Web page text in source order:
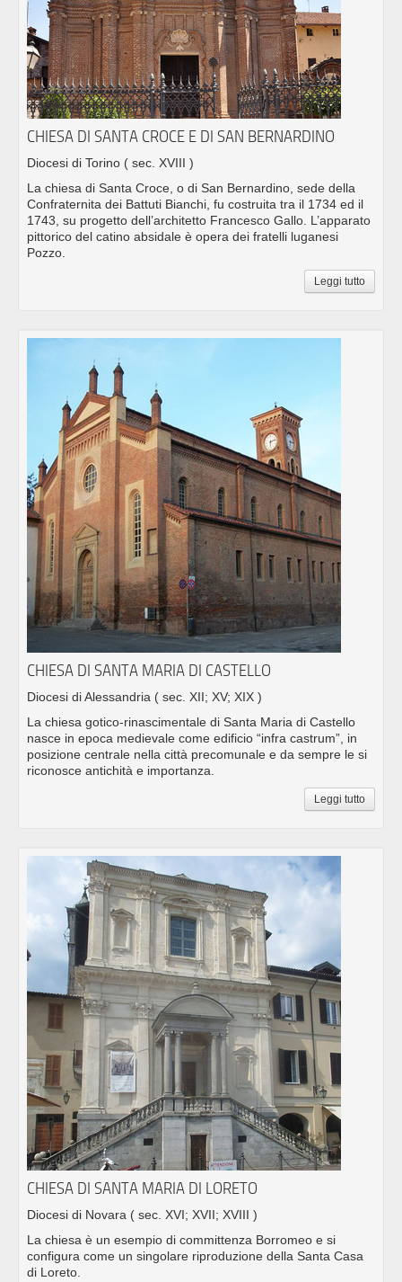
CHIESA DI SANTA CROCE E DI SAN BERNARDINO
Diocesi di Torino ( sec. XVIII )
La chiesa di Santa Croce, o di San Bernardino, sede della
Confraternita dei Battuti Bianchi, fu costruita tra il 1734 ed il
1743, su progetto dell’architetto Francesco Gallo. L’apparato
pittorico del catino absidale è opera dei fratelli luganesi
Pozzo.
Leggi tutto
CHIESA DI SANTA MARIA DI CASTELLO
Diocesi di Alessandria ( sec. XII; XV; XIX )
La chiesa gotico-rinascimentale di Santa Maria di Castello
nasce in epoca medievale come edificio “infra castrum”, in
posizione centrale nella città precomunale e da sempre le si
riconosce antichità e importanza.
Leggi tutto
CHIESA DI SANTA MARIA DI LORETO
Diocesi di Novara ( sec. XVI; XVII; XVIII )
La chiesa è un esempio di committenza Borromeo e si
configura come un singolare riproduzione della Santa Casa
di Loreto.